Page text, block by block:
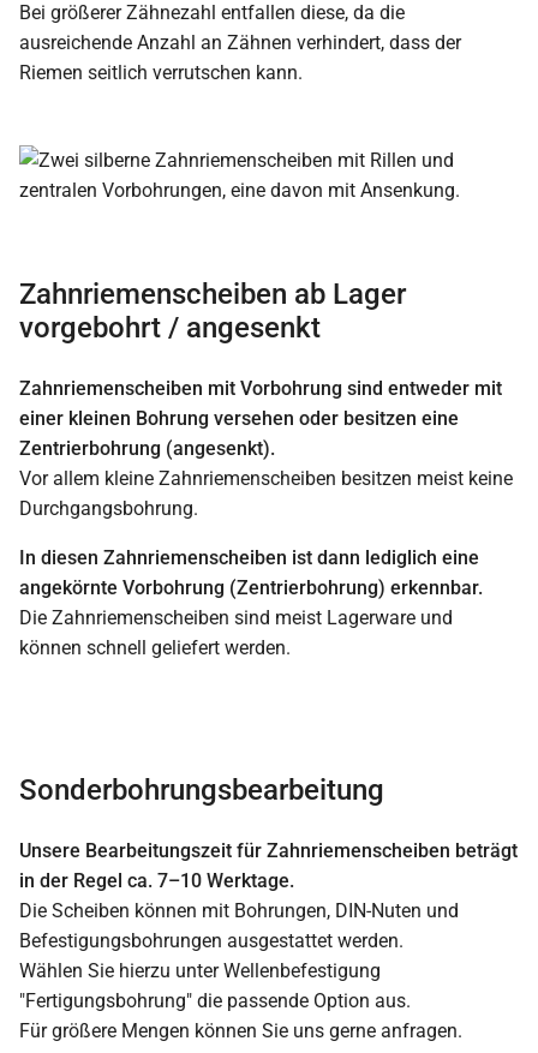
Bei größerer Zähnezahl entfallen diese, da die
ausreichende Anzahl an Zähnen verhindert, dass der
Riemen seitlich verrutschen kann.
Zahnriemenscheiben ab Lager
vorgebohrt / angesenkt
Zahnriemenscheiben mit Vorbohrung sind entweder mit
einer kleinen Bohrung versehen oder besitzen eine
Zentrierbohrung (angesenkt).
Vor allem kleine Zahnriemenscheiben besitzen meist keine
Durchgangsbohrung.
In diesen Zahnriemenscheiben ist dann lediglich eine
angekörnte Vorbohrung (Zentrierbohrung) erkennbar.
Die Zahnriemenscheiben sind meist Lagerware und
können schnell geliefert werden.
Sonderbohrungsbearbeitung
Unsere Bearbeitungszeit für Zahnriemenscheiben beträgt
in der Regel ca. 7–10 Werktage.
Die Scheiben können mit Bohrungen, DIN-Nuten und
Befestigungsbohrungen ausgestattet werden.
Wählen Sie hierzu unter Wellenbefestigung
"Fertigungsbohrung" die passende Option aus.
Für größere Mengen können Sie uns gerne anfragen.